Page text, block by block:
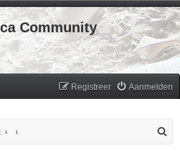
Community
Aanmelden
Registreer